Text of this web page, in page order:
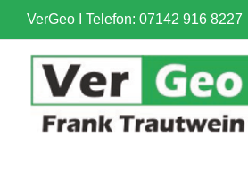
Skip
to
content
VerGeo I Telefon: 07142 916 8227